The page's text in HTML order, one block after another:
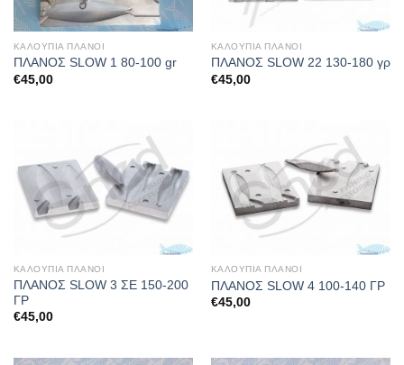
ΚΑΛΟΥΠΙΑ ΠΛΑΝΟΙ
ΠΛΑΝΟΣ SLOW 1 80-100 gr
€45,00
ΚΑΛΟΥΠΙΑ ΠΛΑΝΟΙ
ΠΛΑΝΟΣ SLOW 22 130-180 γρ
€45,00
ΚΑΛΟΥΠΙΑ ΠΛΑΝΟΙ
ΠΛΑΝΟΣ SLOW 3 ΣΕ 150-200
ΓΡ
€45,00
ΚΑΛΟΥΠΙΑ ΠΛΑΝΟΙ
ΠΛΑΝΟΣ SLOW 4 100-140 ΓΡ
€45,00